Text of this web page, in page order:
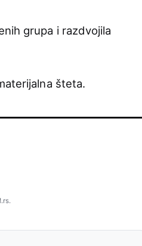
grupa i razdvojila
šteta.